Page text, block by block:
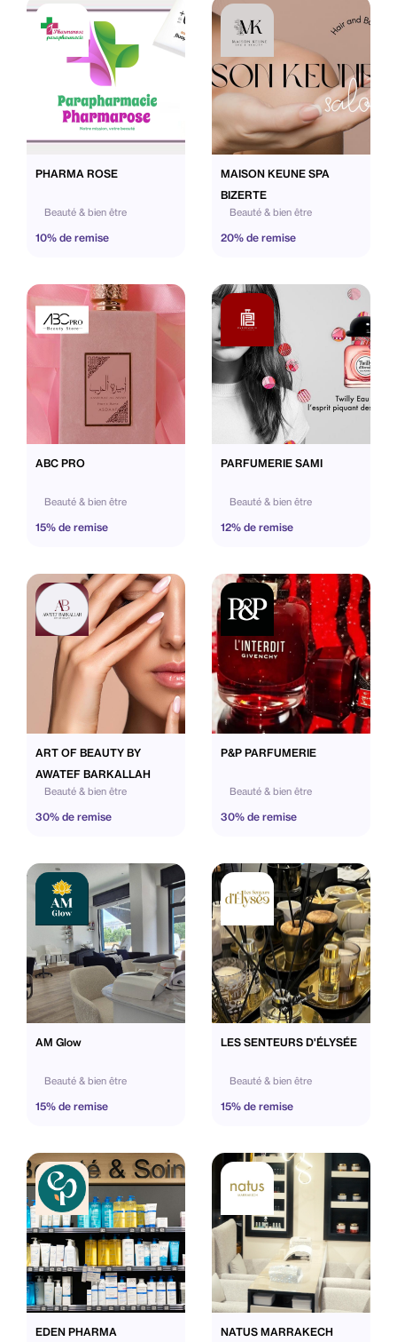
PHARMA ROSE
Beauté & bien être
10% de remise
MAISON KEUNE SPA
BIZERTE
Beauté & bien être
20% de remise
ABC PRO
Beauté & bien être
15% de remise
PARFUMERIE SAMI
Beauté & bien être
12% de remise
ART OF BEAUTY BY
AWATEF BARKALLAH
Beauté & bien être
30% de remise
P&P PARFUMERIE
Beauté & bien être
30% de remise
AM Glow
Beauté & bien être
15% de remise
LES SENTEURS D'ÉLYSÉE
Beauté & bien être
15% de remise
EDEN PHARMA NATUS MARRAKECH